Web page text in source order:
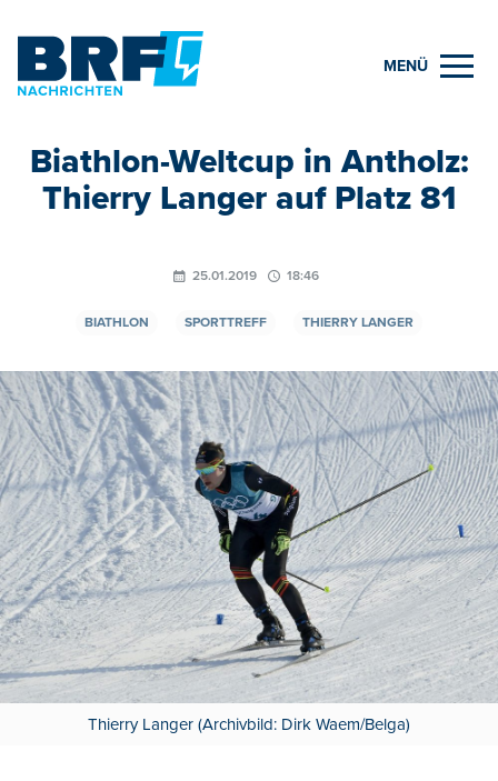
MENÜ
Biathlon-Weltcup in Antholz:
Thierry Langer auf Platz 81
25.01.2019 18:46
BIATHLON SPORTTREFF THIERRY LANGER
Thierry Langer (Archivbild: Dirk Waem/Belga)